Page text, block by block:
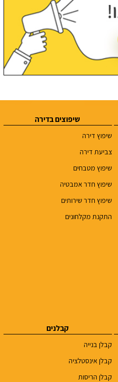
שיפוצים בדירה
שיפוץ דירה
צביעת דירה
שיפוץ מטבחים
שיפוץ חדר אמבטיה
שיפוץ חדר שירותים
התקנת מקלחונים
קבלנים
קבלן בנייה
קבלן אינסטלציה
קבלן הריסות